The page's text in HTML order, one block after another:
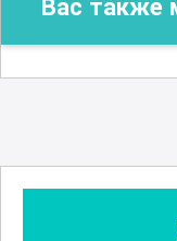
Вас также